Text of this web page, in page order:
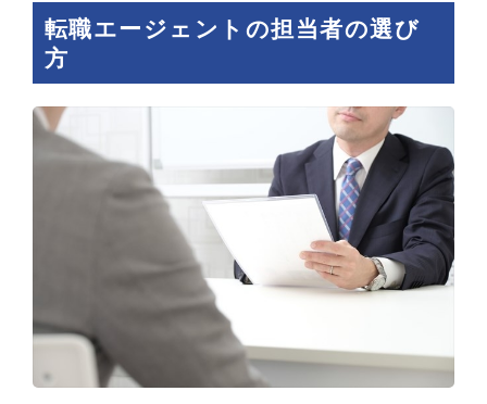
転職エージェントの担当者の選び
方